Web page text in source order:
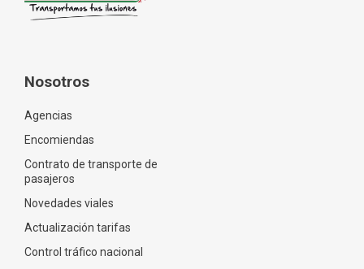
Nosotros
Agencias
Encomiendas
Contrato de transporte de
pasajeros
Novedades viales
Actualización tarifas
Control tráfico nacional